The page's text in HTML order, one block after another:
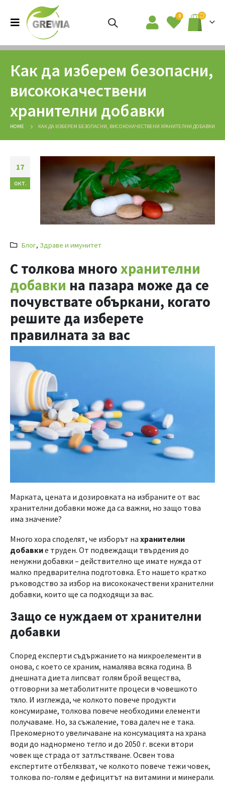
0
Как да изберем безопасни,
висококачествени
хранителни добавки
HOME КАК ДА ИЗБЕРЕМ БЕЗОПАСНИ, ВИСОКОКАЧЕСТВЕНИ ХРАНИТЕЛНИ ДОБАВКИ
17
окт.
Блог, Здраве и имунитет
С толкова многохранителни
добавки на пазара може да се
почувствате объркани, когато
решите да изберете
правилната за вас
Марката, цената и дозировката на избраните от вас
хранителни добавки може да са важни, но защо това
има значение?
Много хора споделят, че изборът на хранителни
добавкие труден. От подвеждащи твърдения до
ненужни добавки – действително ще имате нужда от
малко предварителна подготовка. Ето нашето кратко
ръководство за избор на висококачествени хранителни
добавки, които ще са подходящи за вас.
Защо се нуждаем от хранителни
добавки
Според експерти съдържанието на микроелементи в
онова, с което се храним, намалява всяка година. В
днешната диета липсват голям брой вещества,
отговорни за метаболитните процеси в човешкото
тяло. И изглежда, че колкото повече продукти
консумираме, толкова повече необходими елементи
получаваме. Но, за съжаление, това далеч не е така.
Прекомерното увеличаване на консумацията на храна
води до наднормено тегло и до 2050 г. всеки втори
човек ще страда от затлъстяване. Освен това
експертите отбелязват, че колкото повече тежи човек,
толкова по-голям е дефицитът на витамини и минерали.